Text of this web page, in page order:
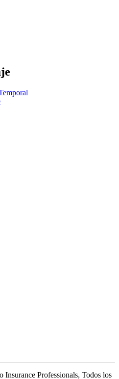
Professionals, Todos los